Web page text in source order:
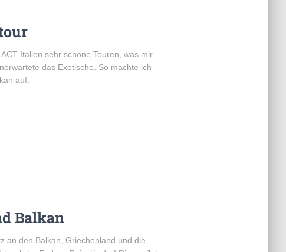
Italien sehr schöne Touren, was mir
das Exotische. So machte ich
auf.
Balkan
an den Balkan, Griechenland und die